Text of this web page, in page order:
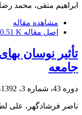
ابراهیم متقی، محمد
مشاهده مقاله
اصل مقاله K
تأثیر نوسان
جامعه
دوره 43، شماره 3، 1392، صفحه
ناصر فرشادگهر، علی